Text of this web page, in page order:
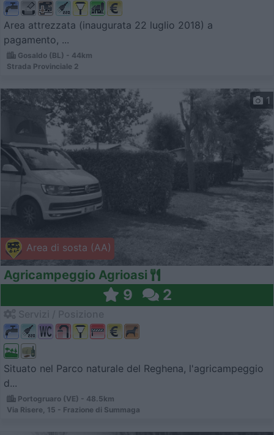
Area attrezzata (inaugurata 22 luglio 2018) a
pagamento, ...
Gosaldo (BL) - 44km
Strada Provinciale 2
Area di sosta (AA)
1
Agricampeggio Agrioasi
9 2
Situato nel Parco naturale del Reghena, l'agricampeggio
d...
Portogruaro (VE) - 48.5km
Via Risere, 15 - Frazione di Summaga